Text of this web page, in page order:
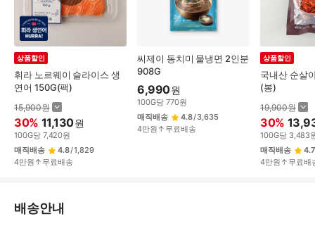
휘라 노르웨이 슬라이스 생
연어 150G(팩)
상품할인
15,900원
30% 11,130원
100G당 7,420원
매직배송
4.8/1,829
4만원↑무료배송
씨제이 동치미 물냉면 2인분
908G
6,990원
100G당 770원
매직배송
4.8/3,635
4만원↑무료배송
국내산 순살
(봉)
상품할인
19,900원
30%
100G당 3,483
매직배송
4.7
4만원↑무료배
배
배송안내